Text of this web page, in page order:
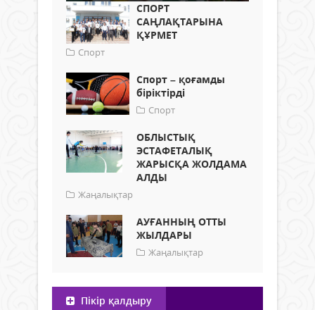
СПОРТ
САҢЛАҚТАРЫНА
ҚҰРМЕТ
Спорт
Спорт – қоғамды
біріктірді
Спорт
ОБЛЫСТЫҚ
ЭСТАФЕТАЛЫҚ
ЖАРЫСҚА ЖОЛДАМА
АЛДЫ
Жаңалықтар
АУҒАННЫҢ ОТТЫ
ЖЫЛДАРЫ
Жаңалықтар
Пікір қалдыру